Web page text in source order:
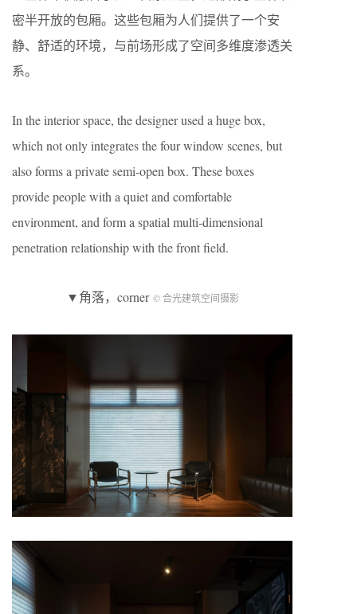
密半开放的包厢。这些包厢为人们提供了一个安
静、舒适的环境，与前场形成了空间多维度渗透关
系。
In the interior space, the designer used a huge box,
which not only integrates the four window scenes, but
also forms a private semi-open box. These boxes
provide people with a quiet and comfortable
environment, and form a spatial multi-dimensional
penetration relationship with the front field.
▼角落，corner © 合光建筑空间摄影